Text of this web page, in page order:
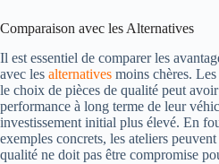
Comparaison avec les Alternatives
Il est essentiel de comparer les
avec les alternatives moins chères.
le choix de pièces de qualité peut
performance à long terme de leur
investissement initial plus élevé. En
exemples concrets, les ateliers
qualité ne doit pas être compromise